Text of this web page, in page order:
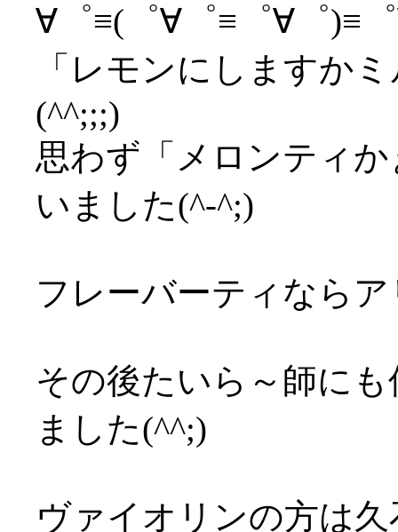
∀゜≡(゜∀゜≡゜∀゜)≡
「レモンにしますか
(^^;;;)
思わず「メロンティ
いました(^-^;)
フレーバーティなら
その後たいら～師に
ました(^^;)
ヴァイオリンの方は